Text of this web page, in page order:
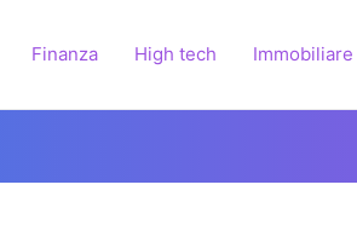
Finanza High tech Immobiliare